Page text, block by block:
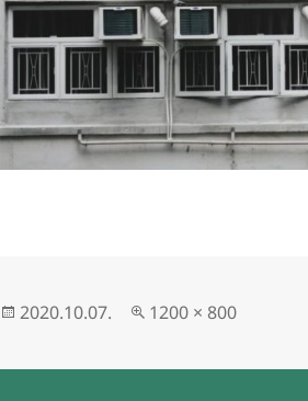
Közzétéve
2020.10.07.
Teljes
1200 × 800